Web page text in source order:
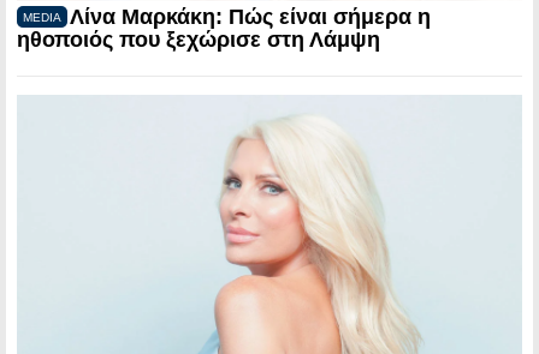
MEDIA
Λίνα Μαρκάκη: Πώς είναι σήμερα η
ηθοποιός που ξεχώρισε στη Λάμψη